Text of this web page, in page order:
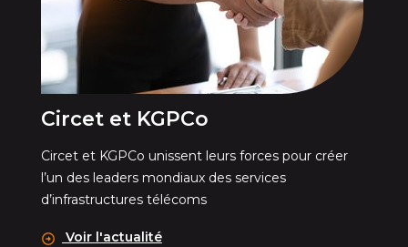
Circet et KGPCo
Circet et KGPCo unissent leurs forces pour créer
l’un des leaders mondiaux des services
d’infrastructures télécoms
Voir l'actualité